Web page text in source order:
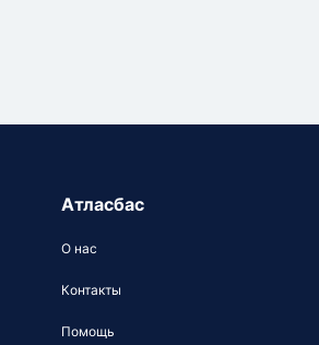
Атласбас
О нас
Контакты
Помощь